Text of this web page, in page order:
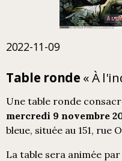
2022-11-09
Table ronde « À
Une table ronde
mercredi 9 novembre
bleue, située au 151, rue
La table sera animée